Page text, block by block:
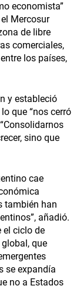
economista”
Mercosur
de libre
comerciales,
los países,
y estableció
que “nos cerró
sino que
cae
también han
añadió.
el ciclo de
que
se expandía
no a Estados